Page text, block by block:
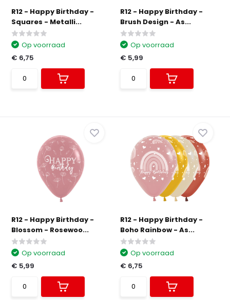
R12 - Happy Birthday -
Squares - Metalli...
Op voorraad
€ 6,75
R12 - Happy Birthday -
Brush Design - As...
Op voorraad
€ 5,99
R12 - Happy Birthday -
Blossom - Rosewoo...
Op voorraad
€ 5,99
R12 - Happy Birthday -
Boho Rainbow - As...
Op voorraad
€ 6,75